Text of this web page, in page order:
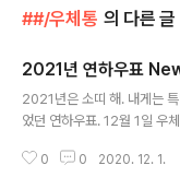
##/우체통 의 다른 글
2021년 연하우표
2021년은 소띠 해. 내게는
었던 연하우표. 12월 1일 우
포스트크로싱 엽서 보낼 때
0 0 2020. 12. 1.